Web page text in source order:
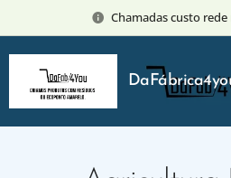
Chamadas custo